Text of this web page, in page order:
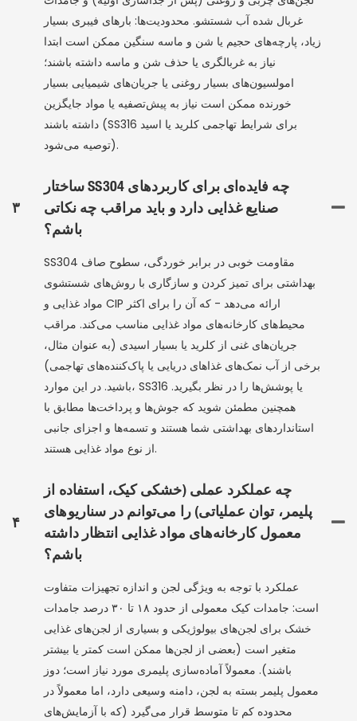
غربال شده آب شستشو. محدودیت‌ها: بارهای فیبری بسیار
زیاد، پارچه‌های حجیم یا شن و ماسه سنگین ممکن است ابتدا
نیاز به غربالگری یا حذف شن و ماسه داشته باشند؛
امولسیون‌های بسیار روغنی یا جریان‌های شیمیایی بسیار
خورنده ممکن است نیاز به پیش‌تصفیه یا مواد جایگزین
داشته باشند (SS316 برای شرایط تهاجمی کلرید یا اسید
توصیه می‌شود).
۳
ساختار SS304 چه فایده‌ای برای کاربردهای
صنایع غذایی دارد و باید مراقب چه نکاتی
باشم؟
SS304 مقاومت خوبی در برابر خوردگی، سطوح صاف
بهداشتی برای تمیز کردن و سازگاری با روش‌های شستشوی
مواد غذایی و CIP ارائه می‌دهد - که آن را برای اکثر
محیط‌های کارخانه‌های مواد غذایی مناسب می‌کند. مراقب
جریان‌های غنی از کلرید یا بسیار اسیدی (به عنوان مثال،
برخی از آب نمک‌های غذاهای دریایی یا پاک‌کننده‌های تهاجمی)
باشید. در این موارد، SS316 یا پوشش‌ها را در نظر بگیرید.
همچنین مطمئن شوید که جوش‌ها و پرداخت‌ها مطابق با
استانداردهای بهداشتی شما هستند و تسمه‌ها و اجزای جانبی
از نوع مواد غذایی هستند.
۴
چه عملکرد عملی (خشکی کیک، استفاده از
پلیمر، توان عملیاتی) را می‌توانم در سناریوهای
معمول کارخانه‌های مواد غذایی انتظار داشته
باشم؟
عملکرد با توجه به ویژگی لجن و اندازه تجهیزات متفاوت
است: جامدات کیک معمولی از حدود ۱۸ تا ۳۰ درصد جامدات
خشک برای لجن‌های بیولوژیکی و بسیاری از لجن‌های غذایی
متغیر است (بعضی از لجن‌ها ممکن است کمتر یا بیشتر
باشند). معمولاً آماده‌سازی پلیمری مورد نیاز است؛ دوز
معمول پلیمر بسته به لجن، دامنه وسیعی دارد، اما معمولاً در
محدوده کم تا متوسط ​​قرار می‌گیرد (که با آزمایش‌های